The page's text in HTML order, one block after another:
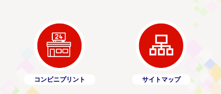
コンビニプリント サイトマップ